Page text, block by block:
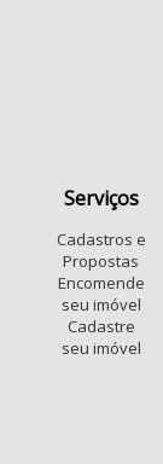
Serviços
Cadastros e
Propostas
Encomende
seu imóvel
Cadastre
seu imóvel